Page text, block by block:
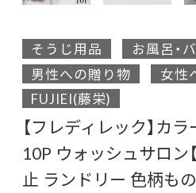
そうじ用品
お風呂・
男性への贈り物
女性
FUJIEI(藤栄)
【フレディレック】カ
10P ウォッシュサロン
止 ランドリー 色柄も